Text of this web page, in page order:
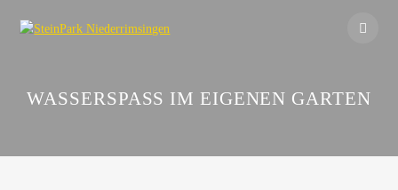
WASSERSPASS IM EIGENEN GARTEN